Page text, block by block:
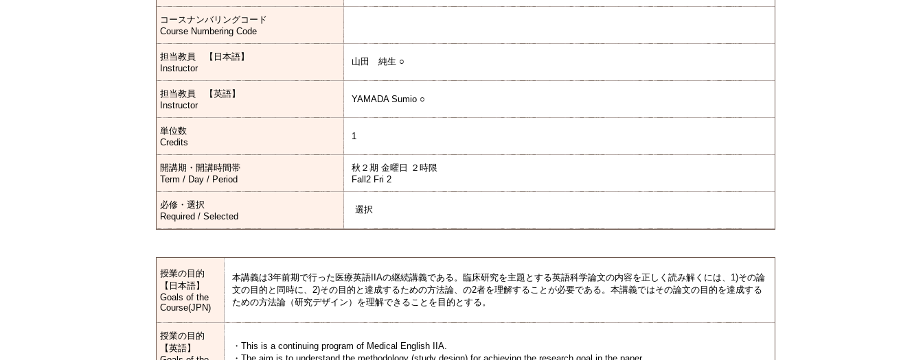
コースナンバリングコード
Course Numbering Code
担当教員 【日本語】
Instructor
山田 純生 ○
担当教員 【英語】
Instructor
YAMADA Sumio ○
単位数
Credits
1
開講期・開講時間帯
Term / Day / Period
秋２期 金曜日 ２時限
Fall2 Fri 2
必修・選択
Required / Selected
選択
授業の目的
【日本語】
Goals of the
Course(JPN)
本講義は3年前期で行った医療英語IIAの継続講義である。臨床研究を主題とする英語科学論文の内容を正しく読み解くには、1)その論
文の目的と同時に、2)その目的と達成するための方法論、の2者を理解することが必要である。本講義ではその論文の目的を達成する
ための方法論（研究デザイン）を理解できることを目的とする。
授業の目的
【英語】
・This is a continuing program of Medical English IIA.